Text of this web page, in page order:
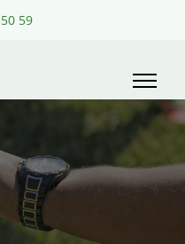
59